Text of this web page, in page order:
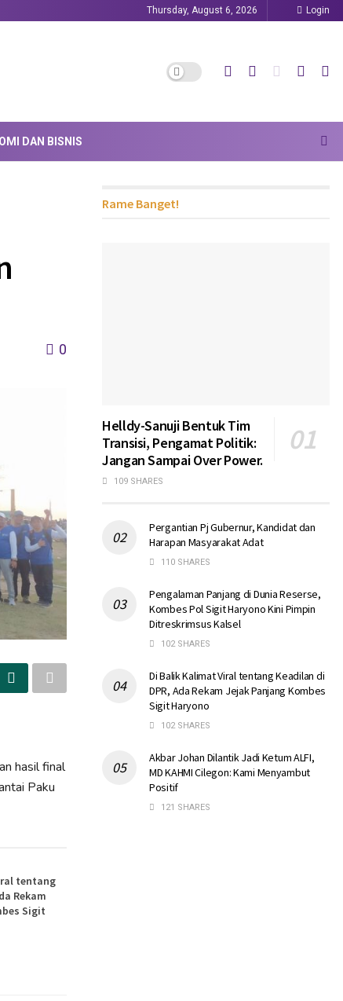
Thursday, August 6, 2026 Login
DAN BISNIS
0
hasil final
Paku
tentang
Rekam
Sigit
Rame Banget!
Helldy-Sanuji Bentuk Tim
Transisi, Pengamat Politik:
Jangan Sampai Over Power.
109 SHARES
Pergantian Pj Gubernur, Kandidat dan
Harapan Masyarakat Adat
110 SHARES
Pengalaman Panjang di Dunia Reserse,
Kombes Pol Sigit Haryono Kini Pimpin
Ditreskrimsus Kalsel
102 SHARES
Di Balik Kalimat Viral tentang Keadilan di
DPR, Ada Rekam Jejak Panjang Kombes
Sigit Haryono
102 SHARES
Akbar Johan Dilantik Jadi Ketum ALFI,
MD KAHMI Cilegon: Kami Menyambut
Positif
121 SHARES